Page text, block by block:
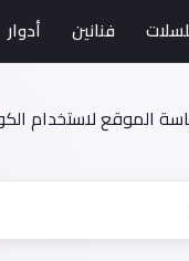
الموقع لاستخدام
فنانين أدوار